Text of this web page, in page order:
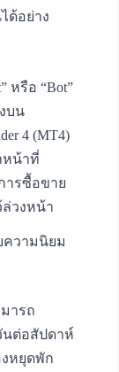
ด้อย่าง
หรือ “Bot”
บน
4 (MT4)
หน้าที่
ารซื้อขาย
วงหน้า
ความนิยม
ารถ
นต่อสัปดาห์
หยุดพัก